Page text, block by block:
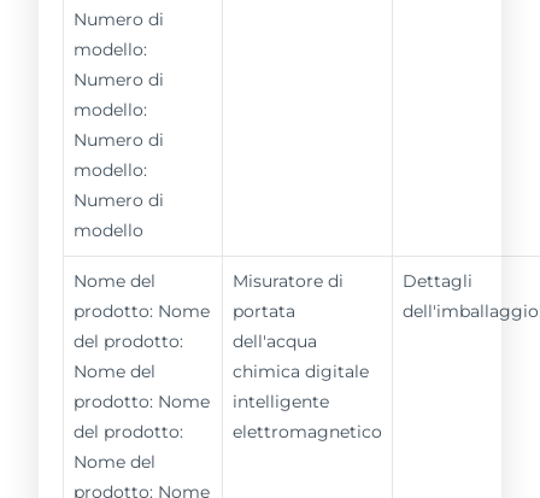
Numero di
modello:
Numero di
modello:
Numero di
modello:
Numero di
modello
Nome del
prodotto: Nome
del prodotto:
Nome del
prodotto: Nome
del prodotto:
Nome del
prodotto: Nome
Misuratore di
portata
dell'acqua
chimica digitale
intelligente
elettromagnetico
Dettagli